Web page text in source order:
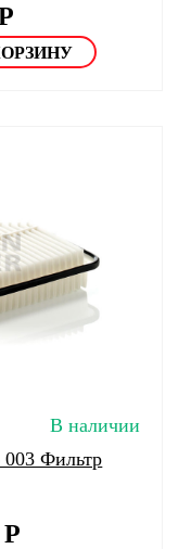
В наличии
Фильтр
Р